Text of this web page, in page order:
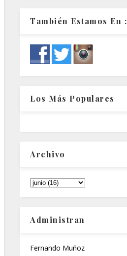
También Estamos En :
Los Más Populares
Archivo
Administran
Fernando Muñoz